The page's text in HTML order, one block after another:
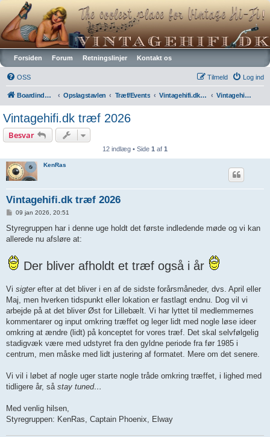
Vintagehifi.dk
Forsiden Forum Retningslinjer Kontakt os
OSS Log ind
Tilmeld
Boardindeks Opslagstavlen Træf/Events Vintagehifi.dk træf Vintagehifi træf 2026
Vintagehifi.dk træf 2026
Besvar
12 indlæg • Side 1 af 1
KenRas
Vintagehifi.dk træf 2026
d
l
æ
09 jan 2026, 20:51
Styregruppen har i denne uge holdt det første indledende møde og vi kan
allerede nu afsløre at:
Der bliver afholdt et træf også i år
Vi sigterefter at det bliver i en af de sidste forårsmåneder, dvs. April eller
Maj, men hverken tidspunkt eller lokation er fastlagt endnu. Dog vil vi
arbejde på at det bliver Øst for Lillebælt. Vi har lyttet til medlemmernes
kommentarer og input omkring træffet og leger lidt med nogle løse ideer
omkring at ændre (lidt) på konceptet for vores træf. Det skal selvfølgelig
stadigvæk være med udstyret fra den gyldne periode fra før 1985 i
centrum, men måske med lidt justering af formatet. Mere om det senere.
Vi vil i løbet af nogle uger starte nogle tråde omkring træffet, i lighed med
tidligere år, så stay tuned…
Med venlig hilsen,
Styregruppen: KenRas, Captain Phoenix, Elway